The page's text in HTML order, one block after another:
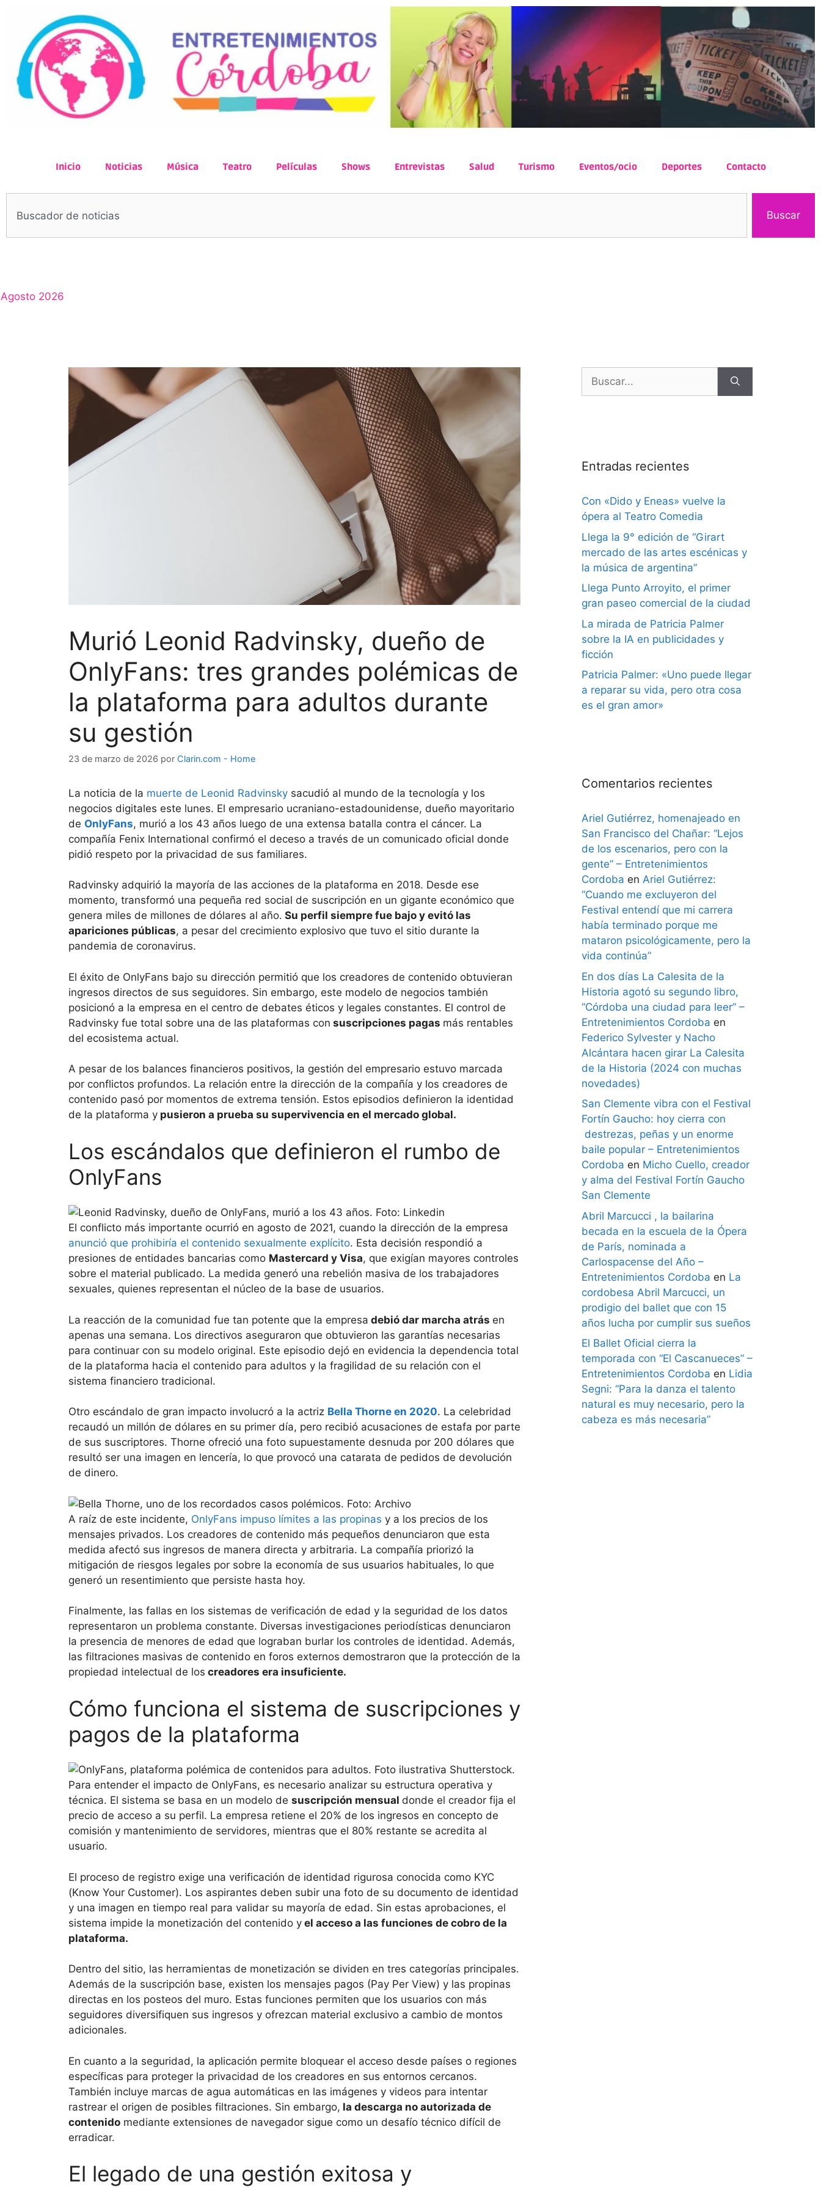
Inicio Noticias Música Teatro Películas Shows Entrevistas Salud Turismo Eventos/ocio Deportes Contacto
Buscar
Agosto 2026
Murió Leonid Radvinsky, dueño de
OnlyFans: tres grandes polémicas de
la plataforma para adultos durante
su gestión
23 de marzo de 2026 por Clarin.com - Home
La noticia de la muerte de Leonid Radvinsky sacudió al mundo de la tecnología y los
negocios digitales este lunes. El empresario ucraniano-estadounidense, dueño mayoritario
de OnlyFans, murió a los 43 años luego de una extensa batalla contra el cáncer. La
compañía Fenix International confirmó el deceso a través de un comunicado oficial donde
pidió respeto por la privacidad de sus familiares.
Radvinsky adquirió la mayoría de las acciones de la plataforma en 2018. Desde ese
momento, transformó una pequeña red social de suscripción en un gigante económico que
genera miles de millones de dólares al año. Su perfil siempre fue bajo y evitó las
apariciones públicas, a pesar del crecimiento explosivo que tuvo el sitio durante la
pandemia de coronavirus.
El éxito de OnlyFans bajo su dirección permitió que los creadores de contenido obtuvieran
ingresos directos de sus seguidores. Sin embargo, este modelo de negocios también
posicionó a la empresa en el centro de debates éticos y legales constantes. El control de
Radvinsky fue total sobre una de las plataformas con suscripciones pagas más rentables
del ecosistema actual.
A pesar de los balances financieros positivos, la gestión del empresario estuvo marcada
por conflictos profundos. La relación entre la dirección de la compañía y los creadores de
contenido pasó por momentos de extrema tensión. Estos episodios definieron la identidad
de la plataforma y pusieron a prueba su supervivencia en el mercado global.
Los escándalos que definieron el rumbo de
OnlyFans
El conflicto más importante ocurrió en agosto de 2021, cuando la dirección de la empresa
anunció que prohibiría el contenido sexualmente explícito. Esta decisión respondió a
presiones de entidades bancarias como Mastercard y Visa, que exigían mayores controles
sobre el material publicado. La medida generó una rebelión masiva de los trabajadores
sexuales, quienes representan el núcleo de la base de usuarios.
La reacción de la comunidad fue tan potente que la empresa debió dar marcha atrás en
apenas una semana. Los directivos aseguraron que obtuvieron las garantías necesarias
para continuar con su modelo original. Este episodio dejó en evidencia la dependencia total
de la plataforma hacia el contenido para adultos y la fragilidad de su relación con el
sistema financiero tradicional.
Otro escándalo de gran impacto involucró a la actriz Bella Thorne en 2020. La celebridad
recaudó un millón de dólares en su primer día, pero recibió acusaciones de estafa por parte
de sus suscriptores. Thorne ofreció una foto supuestamente desnuda por 200 dólares que
resultó ser una imagen en lencería, lo que provocó una catarata de pedidos de devolución
de dinero.
A raíz de este incidente, OnlyFans impuso límites a las propinas y a los precios de los
mensajes privados. Los creadores de contenido más pequeños denunciaron que esta
medida afectó sus ingresos de manera directa y arbitraria. La compañía priorizó la
mitigación de riesgos legales por sobre la economía de sus usuarios habituales, lo que
generó un resentimiento que persiste hasta hoy.
Finalmente, las fallas en los sistemas de verificación de edad y la seguridad de los datos
representaron un problema constante. Diversas investigaciones periodísticas denunciaron
la presencia de menores de edad que lograban burlar los controles de identidad. Además,
las filtraciones masivas de contenido en foros externos demostraron que la protección de la
propiedad intelectual de los creadores era insuficiente.
Cómo funciona el sistema de suscripciones y
pagos de la plataforma
Para entender el impacto de OnlyFans, es necesario analizar su estructura operativa y
técnica. El sistema se basa en un modelo de suscripción mensual donde el creador fija el
precio de acceso a su perfil. La empresa retiene el 20% de los ingresos en concepto de
comisión y mantenimiento de servidores, mientras que el 80% restante se acredita al
usuario.
El proceso de registro exige una verificación de identidad rigurosa conocida como KYC
(Know Your Customer). Los aspirantes deben subir una foto de su documento de identidad
y una imagen en tiempo real para validar su mayoría de edad. Sin estas aprobaciones, el
sistema impide la monetización del contenido y el acceso a las funciones de cobro de la
plataforma.
Dentro del sitio, las herramientas de monetización se dividen en tres categorías principales.
Además de la suscripción base, existen los mensajes pagos (Pay Per View) y las propinas
directas en los posteos del muro. Estas funciones permiten que los usuarios con más
seguidores diversifiquen sus ingresos y ofrezcan material exclusivo a cambio de montos
adicionales.
En cuanto a la seguridad, la aplicación permite bloquear el acceso desde países o regiones
específicas para proteger la privacidad de los creadores en sus entornos cercanos.
También incluye marcas de agua automáticas en las imágenes y videos para intentar
rastrear el origen de posibles filtraciones. Sin embargo, la descarga no autorizada de
contenido mediante extensiones de navegador sigue como un desafío técnico difícil de
erradicar.
El legado de una gestión exitosa y
Entradas recientes
Con «Dido y Eneas» vuelve la
ópera al Teatro Comedia
Llega la 9° edición de “Girart
mercado de las artes escénicas y
la música de argentina”
Llega Punto Arroyito, el primer
gran paseo comercial de la ciudad
La mirada de Patricia Palmer
sobre la IA en publicidades y
ficción
Patricia Palmer: «Uno puede llegar
a reparar su vida, pero otra cosa
es el gran amor»
Comentarios recientes
Ariel Gutiérrez, homenajeado en
San Francisco del Chañar: “Lejos
de los escenarios, pero con la
gente” – Entretenimientos
Cordoba en Ariel Gutiérrez:
“Cuando me excluyeron del
Festival entendí que mi carrera
había terminado porque me
mataron psicológicamente, pero la
vida continúa”
En dos días La Calesita de la
Historia agotó su segundo libro,
“Córdoba una ciudad para leer” –
Entretenimientos Cordoba en
Federico Sylvester y Nacho
Alcántara hacen girar La Calesita
de la Historia (2024 con muchas
novedades)
San Clemente vibra con el Festival
Fortín Gaucho: hoy cierra con
destrezas, peñas y un enorme
baile popular – Entretenimientos
Cordoba en Micho Cuello, creador
y alma del Festival Fortín Gaucho
San Clemente
Abril Marcucci , la bailarina
becada en la escuela de la Ópera
de París, nominada a
Carlospacense del Año –
Entretenimientos Cordoba en La
cordobesa Abril Marcucci, un
prodigio del ballet que con 15
años lucha por cumplir sus sueños
El Ballet Oficial cierra la
temporada con “El Cascanueces” –
Entretenimientos Cordoba en Lidia
Segni: “Para la danza el talento
natural es muy necesario, pero la
cabeza es más necesaria”